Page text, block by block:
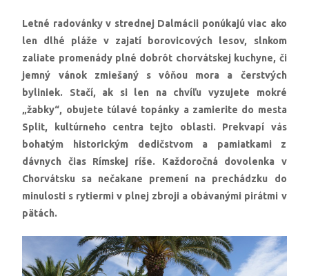
Letné radovánky v strednej Dalmácii ponúkajú viac ako
len dlhé pláže v zajatí borovicových lesov, slnkom
zaliate promenády plné dobrôt chorvátskej kuchyne, či
jemný vánok zmiešaný s vôňou mora a čerstvých
byliniek. Stačí, ak si len na chvíľu vyzujete mokré
„žabky“, obujete túlavé topánky a zamierite do mesta
Split, kultúrneho centra tejto oblasti. Prekvapí vás
bohatým historickým dedičstvom a pamiatkami z
dávnych čias Rímskej ríše. Každoročná dovolenka v
Chorvátsku sa nečakane premení na prechádzku do
minulosti s rytiermi v plnej zbroji a obávanými pirátmi v
pätách.